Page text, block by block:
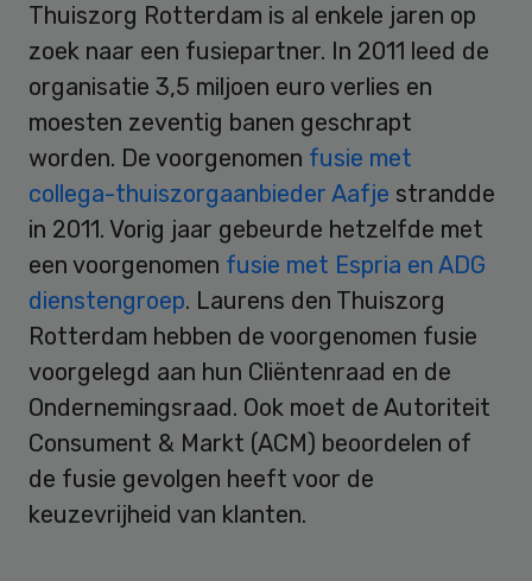
Thuiszorg Rotterdam is al enkele jaren op
zoek naar een fusiepartner. In 2011 leed de
organisatie 3,5 miljoen euro verlies en
moesten zeventig banen geschrapt
worden. De voorgenomen fusie met
collega-thuiszorgaanbieder Aafje strandde
in 2011. Vorig jaar gebeurde hetzelfde met
een voorgenomen fusie met Espria en ADG
dienstengroep. Laurens den Thuiszorg
Rotterdam hebben de voorgenomen fusie
voorgelegd aan hun Cliëntenraad en de
Ondernemingsraad. Ook moet de Autoriteit
Consument & Markt (ACM) beoordelen of
de fusie gevolgen heeft voor de
keuzevrijheid van klanten.